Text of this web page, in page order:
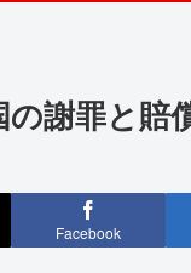
謝罪と賠
Facebook